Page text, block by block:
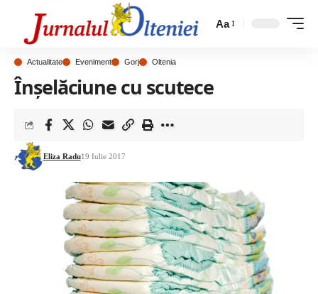
Aa
Actualitate Eveniment Gorj Oltenia
Înșelăciune cu scutece
Eliza Radu19 Iulie 2017